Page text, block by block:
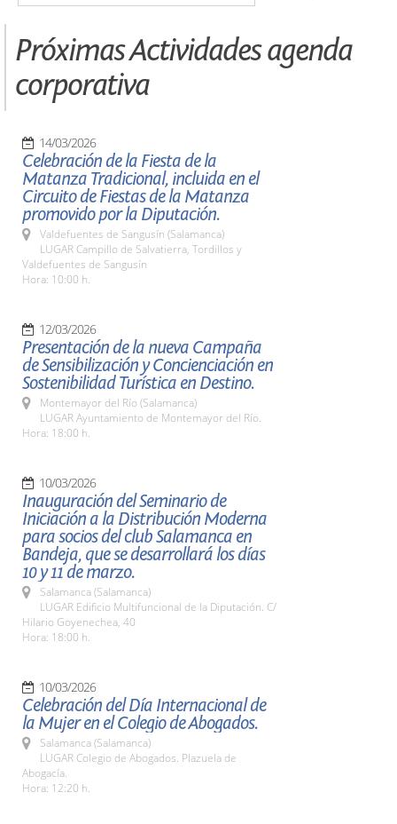
Próximas Actividades agenda
corporativa
14/03/2026
Celebración de la Fiesta de la
Matanza Tradicional, incluida en el
Circuito de Fiestas de la Matanza
promovido por la Diputación.
Valdefuentes de Sangusín (Salamanca)
LUGAR Campillo de Salvatierra, Tordillos y
Valdefuentes de Sangusín
Hora: 10:00 h.
12/03/2026
Presentación de la nueva Campaña
de Sensibilización y Concienciación en
Sostenibilidad Turística en Destino.
Montemayor del Río (Salamanca)
LUGAR Ayuntamiento de Montemayor del Río.
Hora: 18:00 h.
10/03/2026
Inauguración del Seminario de
Iniciación a la Distribución Moderna
para socios del club Salamanca en
Bandeja, que se desarrollará los días
10 y 11 de marzo.
Salamanca (Salamanca)
LUGAR Edificio Multifuncional de la Diputación. C/
Hilario Goyenechea, 40
Hora: 18:00 h.
10/03/2026
Celebración del Día Internacional de
la Mujer en el Colegio de Abogados.
Salamanca (Salamanca)
LUGAR Colegio de Abogados. Plazuela de
Abogacía.
Hora: 12:20 h.